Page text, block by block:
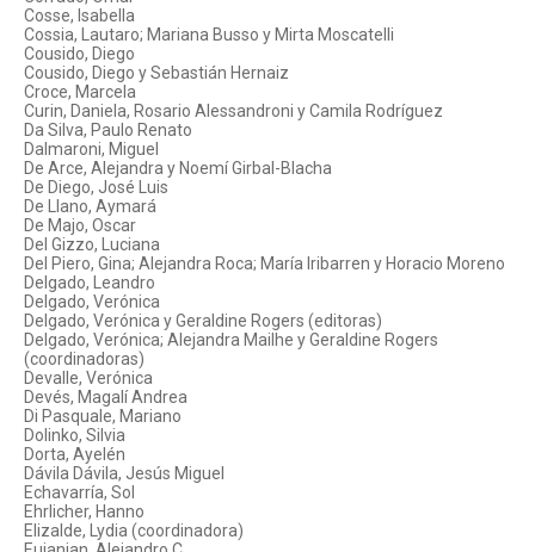
Cosse, Isabella
Cossia, Lautaro; Mariana Busso y Mirta Moscatelli
Cousido, Diego
Cousido, Diego y Sebastián Hernaiz
Croce, Marcela
Curin, Daniela, Rosario Alessandroni y Camila Rodríguez
Da Silva, Paulo Renato
Dalmaroni, Miguel
De Arce, Alejandra y Noemí Girbal-Blacha
De Diego, José Luis
De Llano, Aymará
De Majo, Oscar
Del Gizzo, Luciana
Del Piero, Gina; Alejandra Roca; María Iribarren y Horacio Moreno
Delgado, Leandro
Delgado, Verónica
Delgado, Verónica y Geraldine Rogers (editoras)
Delgado, Verónica; Alejandra Mailhe y Geraldine Rogers
(coordinadoras)
Devalle, Verónica
Devés, Magalí Andrea
Di Pasquale, Mariano
Dolinko, Silvia
Dorta, Ayelén
Dávila Dávila, Jesús Miguel
Echavarría, Sol
Ehrlicher, Hanno
Elizalde, Lydia (coordinadora)